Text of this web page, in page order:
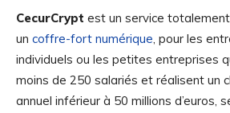
CecurCrypt est un service
un coffre-fort numérique, pour les
individuels ou les petites entreprises
moins de 250 salariés et réalisent un
annuel inférieur à 50 millions d’euros,